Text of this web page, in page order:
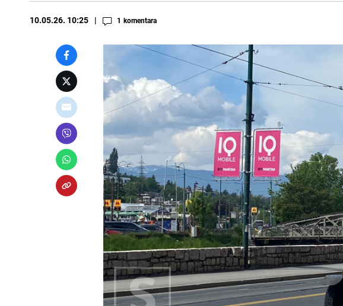
10.05.26. 10:25 1 komentara